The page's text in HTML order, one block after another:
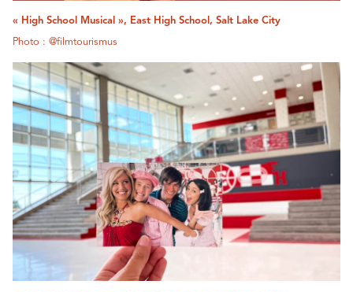
« High School Musical », East High School, Salt Lake City
Photo : @filmtourismus